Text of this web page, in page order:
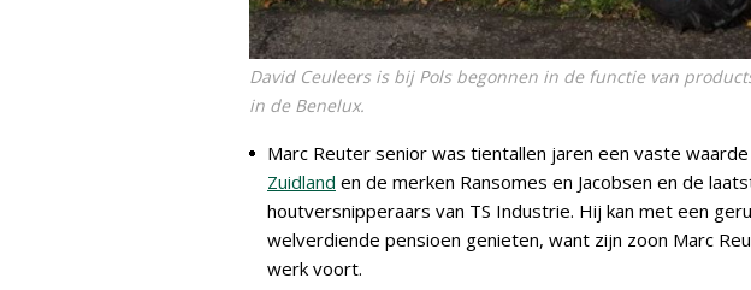
David Ceuleers is bij Pols begonnen in de functie van
in de Benelux.
Marc Reuter senior was tientallen jaren een vaste
Zuidland en de merken Ransomes en Jacobsen en de
houtversnipperaars van TS Industrie. Hij kan met een
welverdiende pensioen genieten, want zijn zoon Marc
werk voort.